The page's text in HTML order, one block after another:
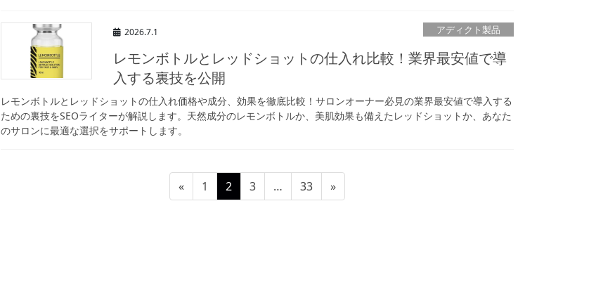
2026.7.1 アディクト製品
レモンボトルとレッドショットの仕入れ比較！業界最安値で導
入する裏技を公開
レモンボトルとレッドショットの仕入れ価格や成分、効果を徹底比較！サロンオーナー必見の業界最安値で導入する
ための裏技をSEOライターが解説します。天然成分のレモンボトルか、美肌効果も備えたレッドショットか、あなた
のサロンに最適な選択をサポートします。
«
固
定
1
固
定
2
固
定
3 …
固
定
33 »